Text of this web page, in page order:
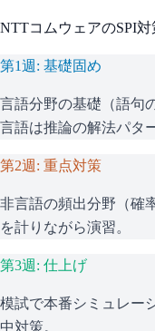
NTTコムウェアのSPI対
第1週: 基礎固め
言語分野の基礎（語句
言語は推論の解法パタ
第2週: 重点対策
非言語の頻出分野（確
を計りながら演習。
第3週: 仕上げ
模試で本番シミュレー
中対策。